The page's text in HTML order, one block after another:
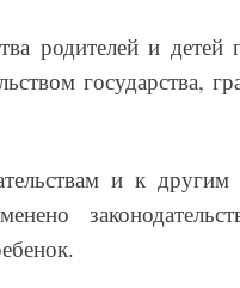
родителей и детей
государства,
и к